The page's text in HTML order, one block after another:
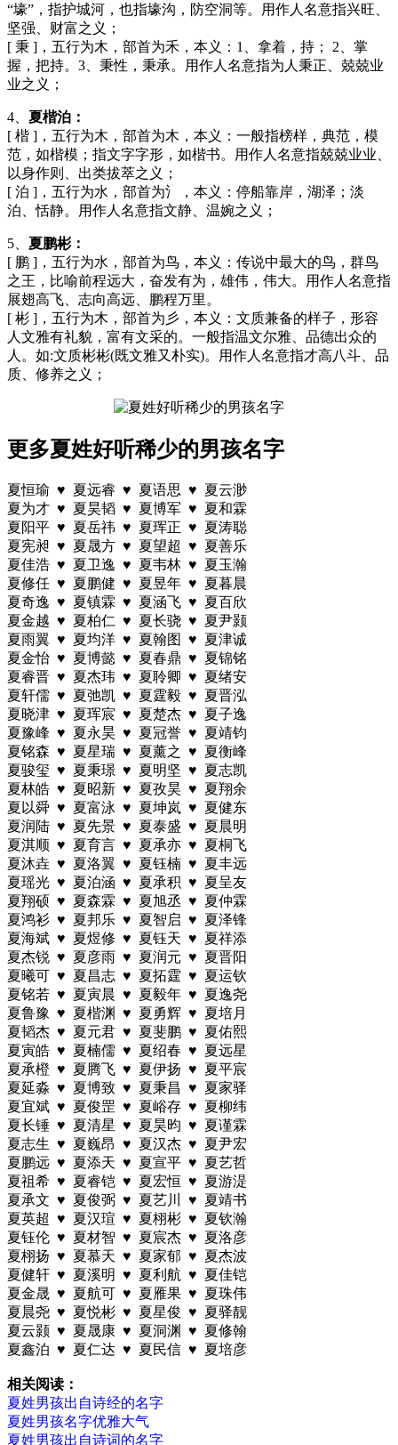
“壕”，指护城河，也指壕沟，防空洞等。用作人名意指兴旺、
坚强、财富之义；
[ 秉 ]，五行为木，部首为禾，本义：1、拿着，持； 2、掌
握，把持。3、秉性，秉承。用作人名意指为人秉正、兢兢业
业之义；
4、 夏楷泊：
[ 楷 ]，五行为木，部首为木，本义：一般指榜样，典范，模
范，如楷模；指文字字形，如楷书。用作人名意指兢兢业业、
以身作则、出类拔萃之义；
[ 泊 ]，五行为水，部首为氵，本义：停船靠岸，湖泽；淡
泊、恬静。用作人名意指文静、温婉之义；
5、 夏鹏彬：
[ 鹏 ]，五行为水，部首为鸟，本义：传说中最大的鸟，群鸟
之王，比喻前程远大，奋发有为，雄伟，伟大。用作人名意指
展翅高飞、志向高远、鹏程万里。
[ 彬 ]，五行为木，部首为彡，本义：文质兼备的样子，形容
人文雅有礼貌，富有文采的。一般指温文尔雅、品德出众的
人。如:文质彬彬(既文雅又朴实)。用作人名意指才高八斗、品
质、修养之义；
更多夏姓好听稀少的男孩名字
夏恒瑜 ♥ 夏远睿 ♥ 夏语思 ♥ 夏云渺
夏为才 ♥ 夏昊韬 ♥ 夏博军 ♥ 夏和霖
夏阳平 ♥ 夏岳祎 ♥ 夏珲正 ♥ 夏涛聪
夏宪昶 ♥ 夏晟方 ♥ 夏望超 ♥ 夏善乐
夏佳浩 ♥ 夏卫逸 ♥ 夏韦林 ♥ 夏玉瀚
夏修任 ♥ 夏鹏健 ♥ 夏昱年 ♥ 夏暮晨
夏奇逸 ♥ 夏镇霖 ♥ 夏涵飞 ♥ 夏百欣
夏金越 ♥ 夏柏仁 ♥ 夏长骁 ♥ 夏尹颢
夏雨翼 ♥ 夏均洋 ♥ 夏翰图 ♥ 夏津诚
夏金怡 ♥ 夏博懿 ♥ 夏春鼎 ♥ 夏锦铭
夏睿晋 ♥ 夏杰玮 ♥ 夏聆卿 ♥ 夏绪安
夏轩儒 ♥ 夏弛凯 ♥ 夏霆毅 ♥ 夏晋泓
夏晓津 ♥ 夏珲宸 ♥ 夏楚杰 ♥ 夏子逸
夏豫峰 ♥ 夏永昊 ♥ 夏冠誉 ♥ 夏靖钧
夏铭森 ♥ 夏星瑞 ♥ 夏薰之 ♥ 夏衡峰
夏骏玺 ♥ 夏秉璟 ♥ 夏明坚 ♥ 夏志凯
夏林皓 ♥ 夏昭新 ♥ 夏孜昊 ♥ 夏翔余
夏以舜 ♥ 夏富泳 ♥ 夏坤岚 ♥ 夏健东
夏润陆 ♥ 夏先景 ♥ 夏泰盛 ♥ 夏晨明
夏淇顺 ♥ 夏育言 ♥ 夏承亦 ♥ 夏桐飞
夏沐垚 ♥ 夏洛翼 ♥ 夏钰楠 ♥ 夏丰远
夏瑶光 ♥ 夏泊涵 ♥ 夏承积 ♥ 夏呈友
夏翔硕 ♥ 夏森霖 ♥ 夏旭丞 ♥ 夏仲霖
夏鸿衫 ♥ 夏邦乐 ♥ 夏智启 ♥ 夏泽锋
夏海斌 ♥ 夏煜修 ♥ 夏钰天 ♥ 夏祥添
夏杰锐 ♥ 夏彦雨 ♥ 夏润元 ♥ 夏晋阳
夏曦可 ♥ 夏昌志 ♥ 夏拓霆 ♥ 夏运钦
夏铭若 ♥ 夏寅晨 ♥ 夏毅年 ♥ 夏逸尧
夏鲁豫 ♥ 夏楷渊 ♥ 夏勇辉 ♥ 夏培月
夏韬杰 ♥ 夏元君 ♥ 夏斐鹏 ♥ 夏佑熙
夏寅皓 ♥ 夏楠儒 ♥ 夏绍春 ♥ 夏远星
夏承橙 ♥ 夏腾飞 ♥ 夏伊扬 ♥ 夏平宸
夏延淼 ♥ 夏博致 ♥ 夏秉昌 ♥ 夏家驿
夏宜斌 ♥ 夏俊罡 ♥ 夏峪存 ♥ 夏柳纬
夏长锤 ♥ 夏清星 ♥ 夏昊昀 ♥ 夏谨霖
夏志生 ♥ 夏巍昂 ♥ 夏汉杰 ♥ 夏尹宏
夏鹏远 ♥ 夏添天 ♥ 夏宣平 ♥ 夏艺哲
夏祖希 ♥ 夏睿铠 ♥ 夏宏恒 ♥ 夏游湜
夏承文 ♥ 夏俊弼 ♥ 夏艺川 ♥ 夏靖书
夏英超 ♥ 夏汉瑄 ♥ 夏栩彬 ♥ 夏钦瀚
夏钰伦 ♥ 夏材智 ♥ 夏宸杰 ♥ 夏洛彦
夏栩扬 ♥ 夏慕天 ♥ 夏家郁 ♥ 夏杰波
夏健轩 ♥ 夏溪明 ♥ 夏利航 ♥ 夏佳铠
夏金晟 ♥ 夏航可 ♥ 夏雁果 ♥ 夏珠伟
夏晨尧 ♥ 夏悦彬 ♥ 夏星俊 ♥ 夏驿靓
夏云颢 ♥ 夏晟康 ♥ 夏洞渊 ♥ 夏修翰
夏鑫泊 ♥ 夏仁达 ♥ 夏民信 ♥ 夏培彦
相关阅读：
夏姓男孩出自诗经的名字
夏姓男孩名字优雅大气
夏姓男孩出自诗词的名字